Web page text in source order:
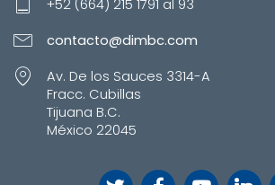
+52 (664) 215 1791 al 93
contacto@dimbc.com
Av. De los Sauces 3314-A
Fracc. Cubillas
Tijuana B.C.
México 22045